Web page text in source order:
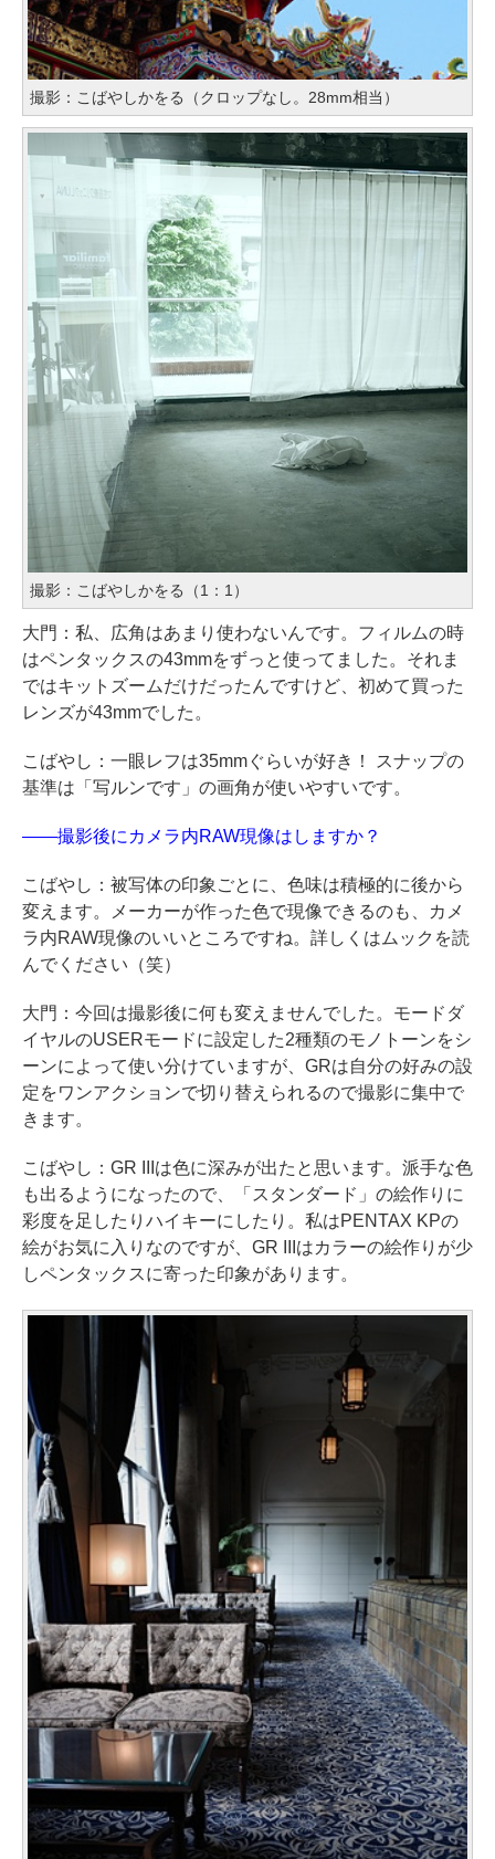
撮影：こばやしかをる（クロップなし。28mm相当）
撮影：こばやしかをる（1：1）
大門：私、広角はあまり使わないんです。フィルムの時
はペンタックスの43mmをずっと使ってました。それま
ではキットズームだけだったんですけど、初めて買った
レンズが43mmでした。
こばやし：一眼レフは35mmぐらいが好き！ スナップの
基準は「写ルンです」の画角が使いやすいです。
——撮影後にカメラ内RAW現像はしますか？
こばやし：被写体の印象ごとに、色味は積極的に後から
変えます。メーカーが作った色で現像できるのも、カメ
ラ内RAW現像のいいところですね。詳しくはムックを読
んでください（笑）
大門：今回は撮影後に何も変えませんでした。モードダ
イヤルのUSERモードに設定した2種類のモノトーンをシ
ーンによって使い分けていますが、GRは自分の好みの設
定をワンアクションで切り替えられるので撮影に集中で
きます。
こばやし：GR IIIは色に深みが出たと思います。派手な色
も出るようになったので、「スタンダード」の絵作りに
彩度を足したりハイキーにしたり。私はPENTAX KPの
絵がお気に入りなのですが、GR IIIはカラーの絵作りが少
しペンタックスに寄った印象があります。